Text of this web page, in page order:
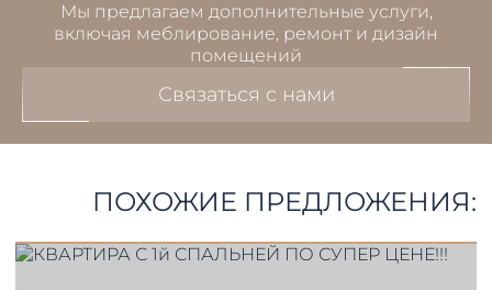
Мы предлагаем дополнительные услуги,
включая меблирование, ремонт и дизайн
помещений
Связаться с нами
ПОХОЖИЕ ПРЕДЛОЖЕНИЯ: